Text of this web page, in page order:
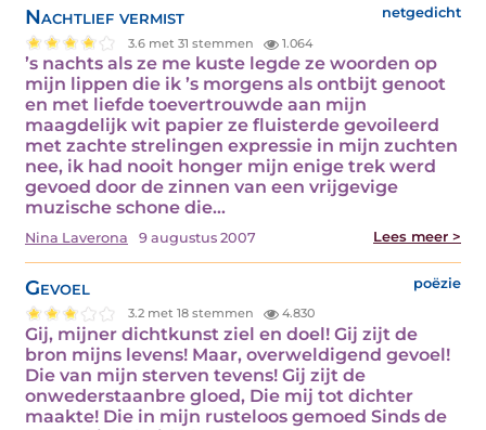
Nachtlief vermist netgedicht
3.6 met 31 stemmen 1.064
’s nachts als ze me kuste legde ze woorden op
mijn lippen die ik ’s morgens als ontbijt genoot
en met liefde toevertrouwde aan mijn
maagdelijk wit papier ze fluisterde gevoileerd
met zachte strelingen expressie in mijn zuchten
nee, ik had nooit honger mijn enige trek werd
gevoed door de zinnen van een vrijgevige
muzische schone die…
Nina Laverona 9 augustus 2007 Lees meer >
Gevoel poëzie
3.2 met 18 stemmen 4.830
Gij, mijner dichtkunst ziel en doel! Gij zijt de
bron mijns levens! Maar, overweldigend gevoel!
Die van mijn sterven tevens! Gij zijt de
onwederstaanbre gloed, Die mij tot dichter
maakte! Die in mijn rusteloos gemoed Sinds de